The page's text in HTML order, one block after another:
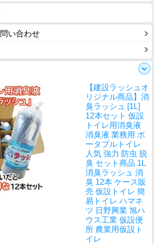
い合わせ
【建設ラッシュオ
リジナル商品】消
臭ラッシュ [1L]
12本セット 仮設
トイレ用消臭液
消臭液 業務用 ポ
ータブルトイレ
人気 強力 防虫 脱
臭 セット商品 1L
消臭ラッシュ 消
臭 12本 ケース販
売 仮設トイレ 簡
易トイレ ハマネ
ツ 日野興業 旭ハ
ウス工業 仮設便
所 農業用仮設ト
イレ